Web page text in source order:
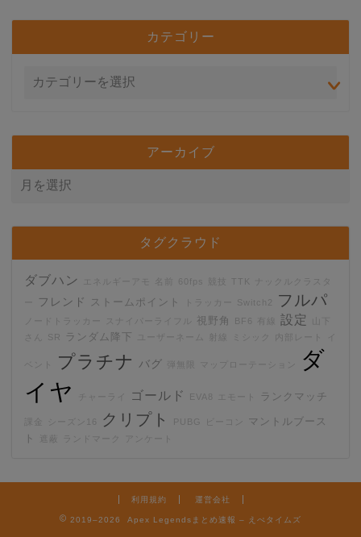
カテゴリー
アーカイブ
タグクラウド
ダブハン エネルギーアモ 60fps TTK ナックルクラスタ
フレンド ストームポイント トラッカー Switch2 フルパ
ノードトラッカー スナイパーライフル 視野角 BF6 有線 設定
さん
SR ランダム降下 ユーザーネーム 射線
プラチナ バグ マップローテーション
ダ
イヤ
チャーライ ゴールド EVA8 エモート ランクマッチ
クリプト PUBG
マントルブース
ト
ランドマーク
利用規約 運営会社
2019–2026 Apex Legendsまとめ速報 – えぺタイムズ